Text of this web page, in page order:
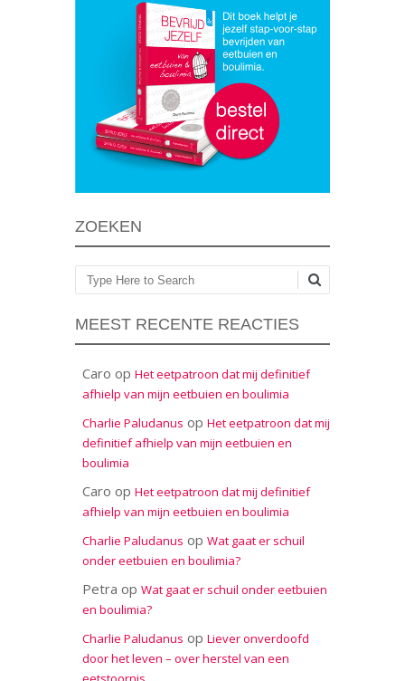
ZOEKEN
Zoeken
MEEST RECENTE REACTIES
Caro op Het eetpatroon dat mij definitief
afhielp van mijn eetbuien en boulimia
Charlie Paludanus op Het eetpatroon dat mij
definitief afhielp van mijn eetbuien en
boulimia
Caro op Het eetpatroon dat mij definitief
afhielp van mijn eetbuien en boulimia
Charlie Paludanus op Wat gaat er schuil
onder eetbuien en boulimia?
Petra op Wat gaat er schuil onder eetbuien
en boulimia?
Charlie Paludanus op Liever onverdoofd
door het leven – over herstel van een